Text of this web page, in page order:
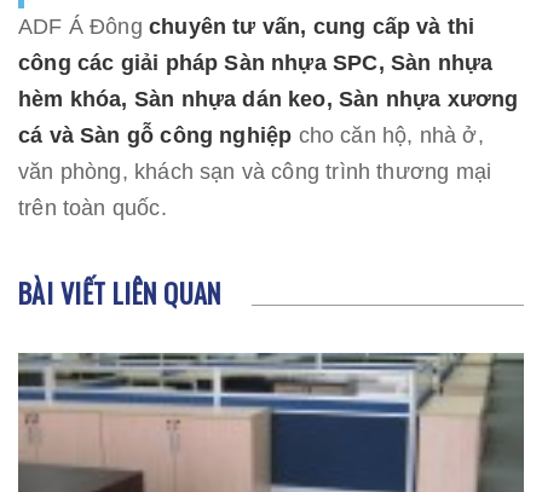
ADF Á Đông chuyên tư vấn, cung cấp và thi
công các giải pháp Sàn nhựa SPC, Sàn nhựa
hèm khóa, Sàn nhựa dán keo, Sàn nhựa xương
cá và Sàn gỗ công nghiệp cho căn hộ, nhà ở,
văn phòng, khách sạn và công trình thương mại
trên toàn quốc.
BÀI VIẾT LIÊN QUAN